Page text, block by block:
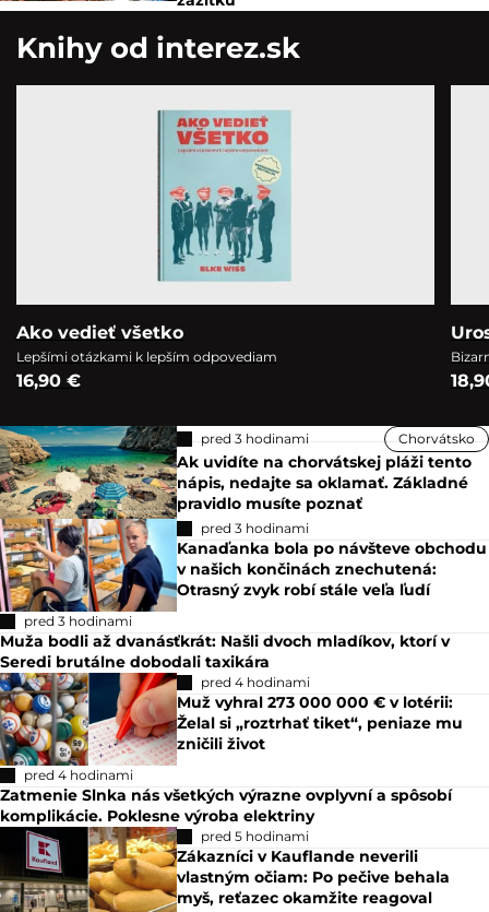
Knihy od interez.sk
Ako vedieť všetko
Lepšími otázkami k lepším odpovediam
16,90 €
pred 3 hodinami Chorvátsko
Ak uvidíte na chorvátskej pláži tento
nápis, nedajte sa oklamať. Základné
pravidlo musíte poznať
pred 3 hodinami
Kanaďanka bola po návšteve obchodu
v našich končinách znechutená:
Otrasný zvyk robí stále veľa ľudí
pred 3 hodinami
Muža bodli až dvanásťkrát: Našli dvoch mladíkov, ktorí v
Seredi brutálne dobodali taxikára
pred 4 hodinami
Muž vyhral 273 000 000 € v lotérii:
Želal si „roztrhať tiket“, peniaze mu
zničili život
pred 4 hodinami
Zatmenie Slnka nás všetkých výrazne ovplyvní a spôsobí
komplikácie. Poklesne výroba elektriny
pred 5 hodinami
Zákazníci v Kauflande neverili
vlastným očiam: Po pečive behala
myš, reťazec okamžite reagoval